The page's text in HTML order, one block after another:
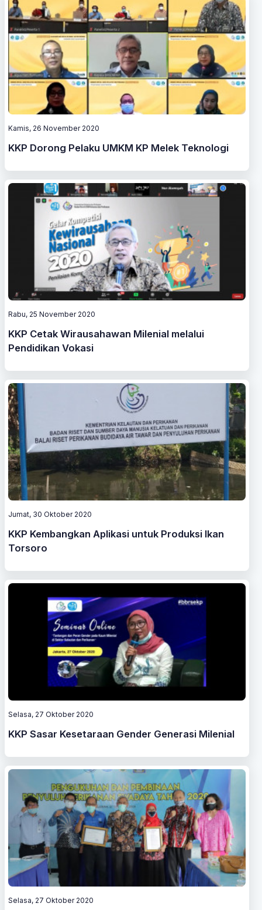
Kamis, 26 November 2020
KKP Dorong Pelaku UMKM KP Melek Teknologi
Rabu, 25 November 2020
KKP Cetak Wirausahawan Milenial melalui
Pendidikan Vokasi
Jumat, 30 Oktober 2020
KKP Kembangkan Aplikasi untuk Produksi Ikan
Torsoro
Selasa, 27 Oktober 2020
KKP Sasar Kesetaraan Gender Generasi Milenial
Selasa, 27 Oktober 2020